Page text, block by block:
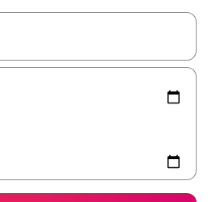
utilisez les flèches vers le